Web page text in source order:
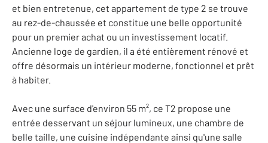
et bien entretenue, cet appartement de type 2 se trouve
au rez-de-chaussée et constitue une belle opportunité
pour un premier achat ou un investissement locatif.
Ancienne loge de gardien, il a été entièrement rénové et
offre désormais un intérieur moderne, fonctionnel et prêt
à habiter.
Avec une surface d'environ 55 m², ce T2 propose une
entrée desservant un séjour lumineux, une chambre de
belle taille, une cuisine indépendante ainsi qu'une salle